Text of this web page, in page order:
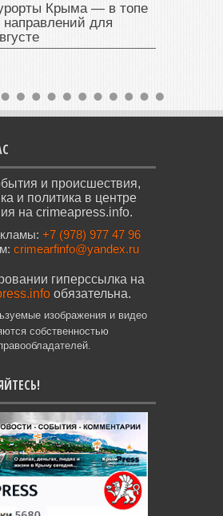
Крыма — в топе
для
и происшествия,
и политика в центре
на crimeapress.info.
+7 (978) 977 47 96
crimearfinfo@yandex.ru
гиперссылка на
обязательна.
изображения и видео
собственностью